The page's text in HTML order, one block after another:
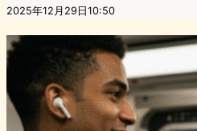
2025年12月29日10:50